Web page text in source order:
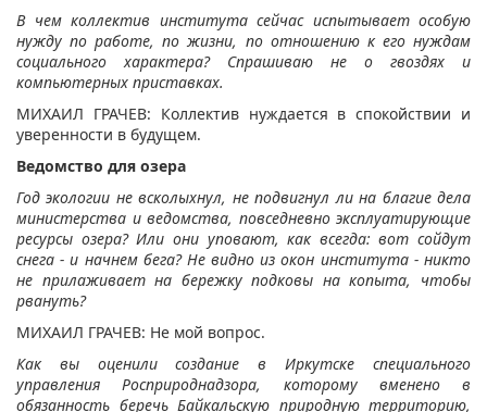
В чем коллектив института сейчас испытывает особую
нужду по работе, по жизни, по отношению к его нуждам
социального характера? Спрашиваю не о гвоздях и
компьютерных приставках.
МИХАИЛ ГРАЧЕВ: Коллектив нуждается в спокойствии и
уверенности в будущем.
Ведомство для озера
Год экологии не всколыхнул, не подвигнул ли на благие дела
министерства и ведомства, повседневно эксплуатирующие
ресурсы озера? Или они уповают, как всегда: вот сойдут
снега - и начнем бега? Не видно из окон института - никто
не прилаживает на бережку подковы на копыта, чтобы
рвануть?
МИХАИЛ ГРАЧЕВ: Не мой вопрос.
Как вы оценили создание в Иркутске специального
управления Росприроднадзора, которому вменено в
обязанность беречь Байкальскую природную территорию,